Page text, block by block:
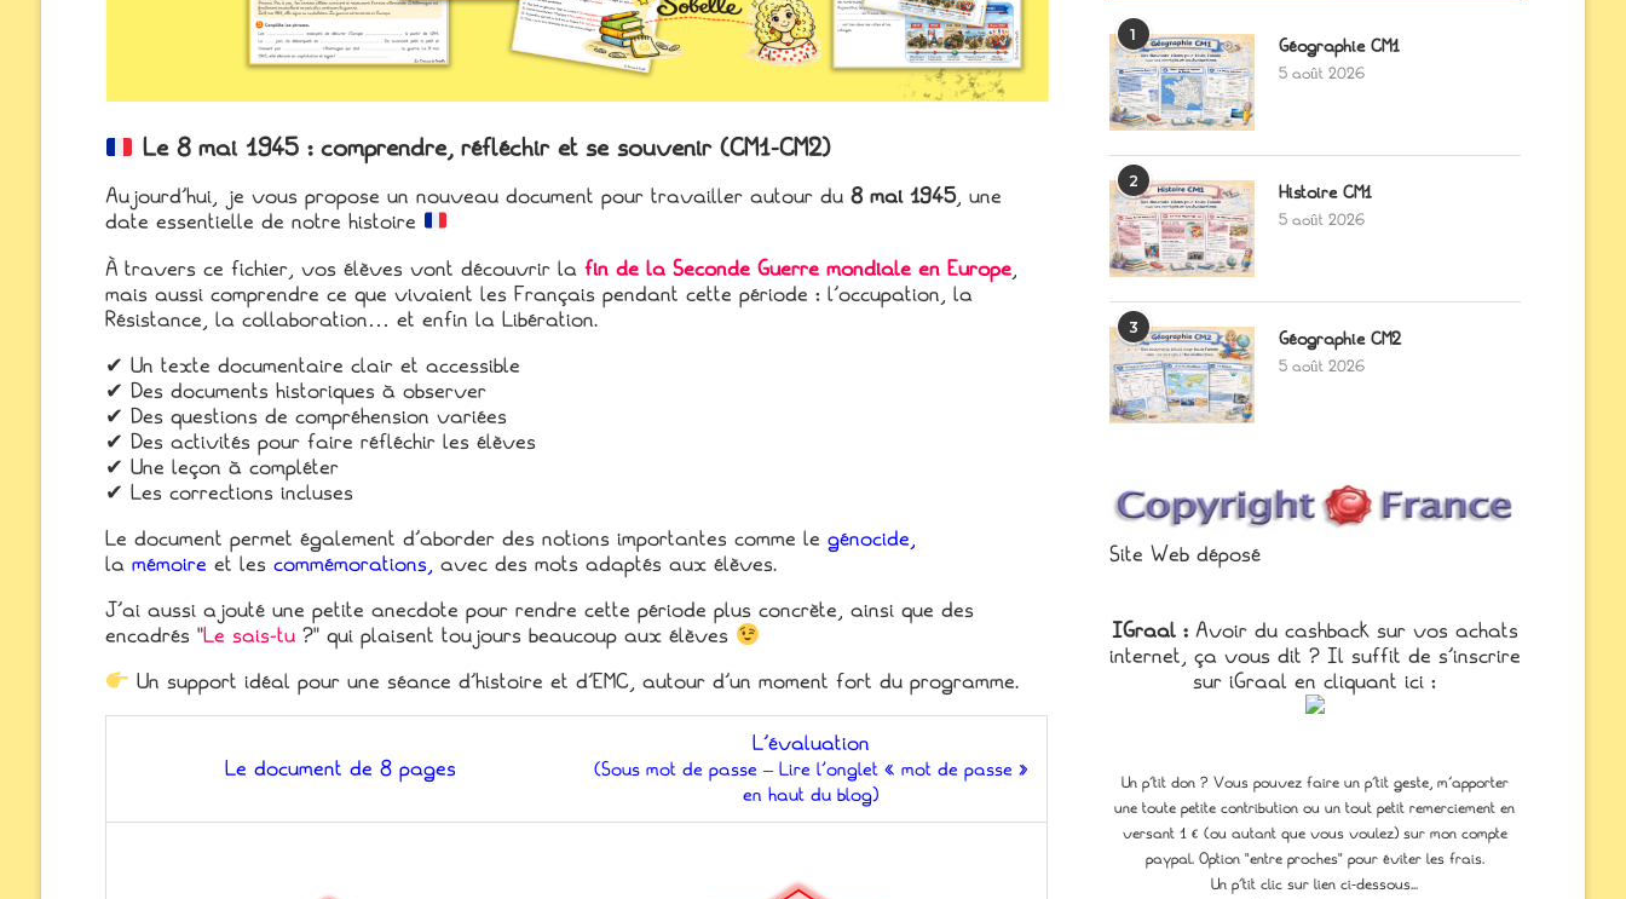
Le 8 mai 1945 : comprendre, réfléchir et se souvenir (CM1-CM2)
Aujourd’hui, je vous propose un nouveau document pour travailler autour du 8 mai 1945, une
date essentielle de notre histoire
À travers ce fichier, vos élèves vont découvrir la fin de la Seconde Guerre mondiale en Europe,
mais aussi comprendre ce que vivaient les Français pendant cette période : l’occupation, la
Résistance, la collaboration… et enfin la Libération.
✔ Un texte documentaire clair et accessible
✔ Des documents historiques à observer
✔ Des questions de compréhension variées
✔ Des activités pour faire réfléchir les élèves
✔ Une leçon à compléter
✔ Les corrections incluses
Le document permet également d’aborder des notions importantes comme le génocide,
la mémoire et les commémorations, avec des mots adaptés aux élèves.
J’ai aussi ajouté une petite anecdote pour rendre cette période plus concrète, ainsi que des
encadrés “Le sais-tu?” qui plaisent toujours beaucoup aux élèves
Un support idéal pour une séance d’histoire et d’EMC, autour d’un moment fort du programme.
Le document de 8 pages
L’évaluation
(Sous mot de passe – Lire l’onglet « mot de passe »
en haut du blog)
1
Géographie CM1
5 août 2026
2
Histoire CM1
5 août 2026
3
Géographie CM2
5 août 2026
Site Web déposé
IGraal :Avoir du cashback sur vos achats
internet, ça vous dit ? Il suffit de s'inscrire
sur iGraal en cliquant ici :
Un p'tit don ? Vous pouvez faire un p’tit geste, m’apporter
une toute petite contribution ou un tout petit remerciement en
versant 1 € (ou autant que vous voulez) sur mon compte
paypal. Option "entre proches" pour éviter les frais.
Un p'tit clic sur lien ci-dessous...